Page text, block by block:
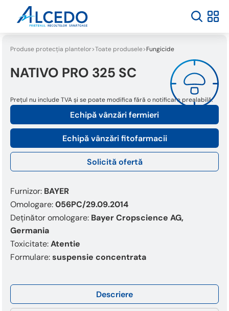
Produse protecția plantelor Toate produsele Fungicide
NATIVO PRO 325 SC
Echipă vânzări fermieri
Echipă vânzări fitofarmacii
Solicită ofertă
Prețul nu include TVA și se poate modifica fără o notificare prealabilă.
Furnizor: BAYER
Omologare:056PC/29.09.2014
Deținător omologare: Bayer Cropscience AG,
Germania
Toxicitate:Atentie
Formulare:suspensie concentrata
Descriere